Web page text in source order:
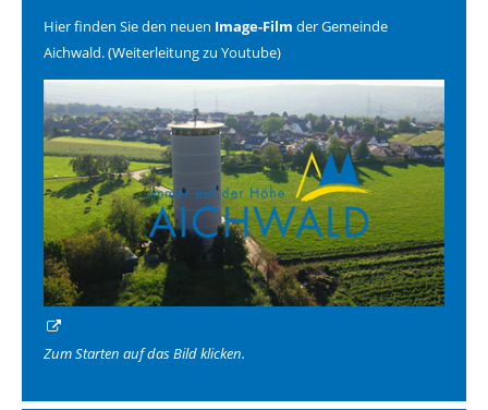
Hier finden Sie den neuen Image-Film der Gemeinde
Aichwald. (Weiterleitung zu Youtube)
Zum Starten auf das Bild klicken.